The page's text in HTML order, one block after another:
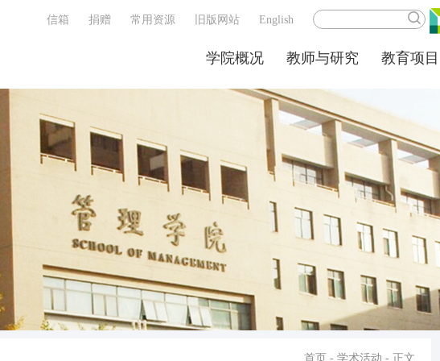
信箱 捐赠 常用资源 旧版网站 English
学院概况 教师与研究 教育项目
首页 - 学术活动 - 正文